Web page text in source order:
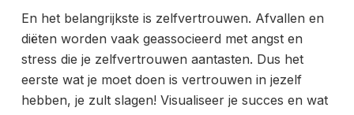
En het belangrijkste is zelfvertrouwen. Afvallen en
diëten worden vaak geassocieerd met angst en
stress die je zelfvertrouwen aantasten. Dus het
eerste wat je moet doen is vertrouwen in jezelf
hebben, je zult slagen! Visualiseer je succes en wat